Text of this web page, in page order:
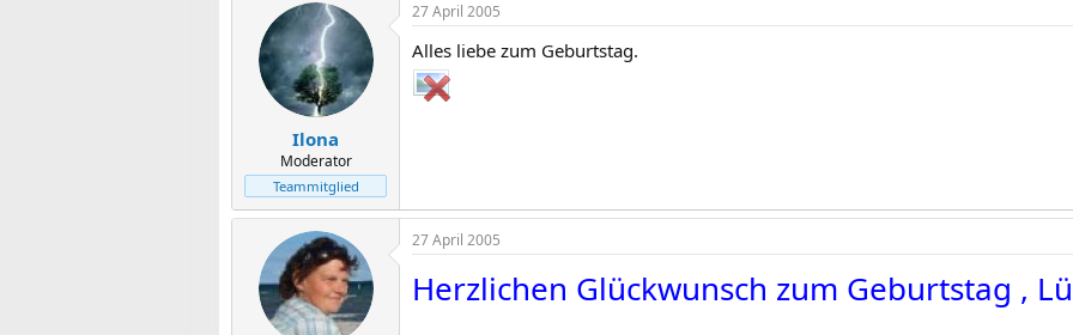
Ilona
Moderator
Teammitglied
27 April 2005
Alles liebe zum Geburtstag.
27 April 2005
Herzlichen Glückwunsch zum Geburtstag ,